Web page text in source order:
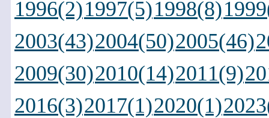
1996(2)1997(5)1998(8)
2003(43)2004(50)2005(46)
2009(30)2010(14)2011(9)
2016(3)2017(1)2020(1)